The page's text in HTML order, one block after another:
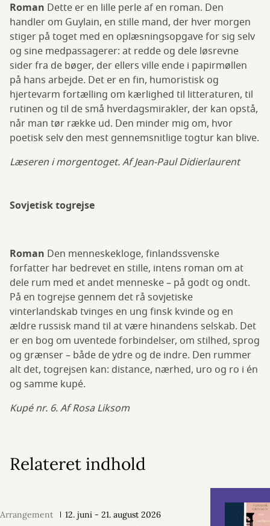
Roman Dette er en lille perle af en roman. Den
handler om Guylain, en stille mand, der hver morgen
stiger på toget med en oplæsningsopgave for sig selv
og sine medpassagerer: at redde og dele løsrevne
sider fra de bøger, der ellers ville ende i papirmøllen
på hans arbejde. Det er en fin, humoristisk og
hjertevarm fortælling om kærlighed til litteraturen, til
rutinen og til de små hverdagsmirakler, der kan opstå,
når man tør række ud. Den minder mig om, hvor
poetisk selv den mest gennemsnitlige togtur kan blive.
Læseren i morgentoget. Af Jean-Paul Didierlaurent
Sovjetisk togrejse
Roman Den menneskekloge, finlandssvenske
forfatter har bedrevet en stille, intens roman om at
dele rum med et andet menneske – på godt og ondt.
På en togrejse gennem det rå sovjetiske
vinterlandskab tvinges en ung finsk kvinde og en
ældre russisk mand til at være hinandens selskab. Det
er en bog om uventede forbindelser, om stilhed, sprog
og grænser – både de ydre og de indre. Den rummer
alt det, togrejsen kan: distance, nærhed, uro og ro i én
og samme kupé.
Kupé nr. 6. Af Rosa Liksom
Relateret indhold
Arrangement 12. juni - 21. august 2026